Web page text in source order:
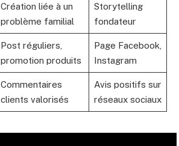
Création liée à un
problème familial
Storytelling
fondateur
Post réguliers,
promotion produits
Page Facebook,
Instagram
Commentaires
clients valorisés
Avis positifs sur
réseaux sociaux